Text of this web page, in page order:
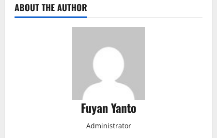
ABOUT THE AUTHOR
Fuyan Yanto
Administrator